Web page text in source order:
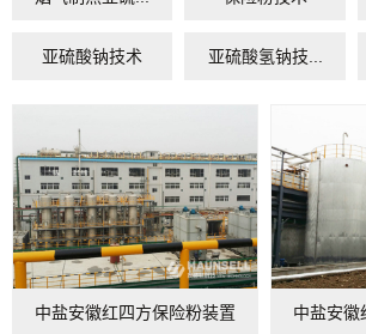
亚硫酸钠技术 亚硫酸氢钠技...
中盐安徽红四方保险粉装置 中盐安徽